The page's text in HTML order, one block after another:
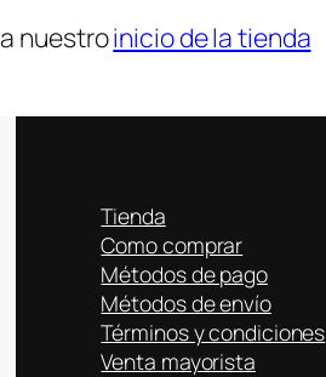
nuestroinicio de la tienda
Tienda
Como comprar
Métodos de pago
Métodos de envío
Términos y condiciones
Venta mayorista